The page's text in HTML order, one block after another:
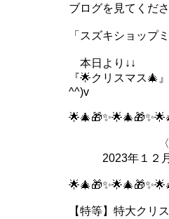
ブログを見てくだ
「スズキショップ
本日より↓↓
『🌟クリスマス🎄
^^)v
〈開催
2023年１２月
【特等】特大クリ